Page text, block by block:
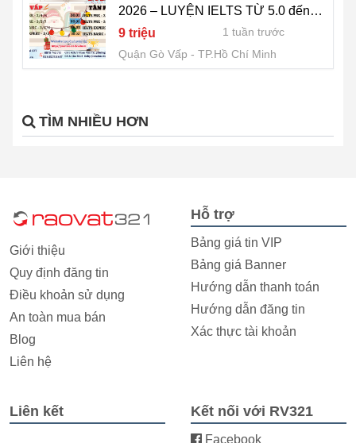
2026 – LUYỆN IELTS TỪ 5.0 đến
7.0+
9 triệu
1 tuần trước
Quận Gò Vấp
TP.Hồ Chí Minh
TÌM NHIỀU HƠN
Giới thiệu
Quy định đăng tin
Điều khoản sử dụng
An toàn mua bán
Blog
Liên hệ
Hỗ trợ
Bảng giá tin VIP
Bảng giá Banner
Hướng dẫn thanh toán
Hướng dẫn đăng tin
Xác thực tài khoản
Liên kết Kết nối với RV321
Facebook